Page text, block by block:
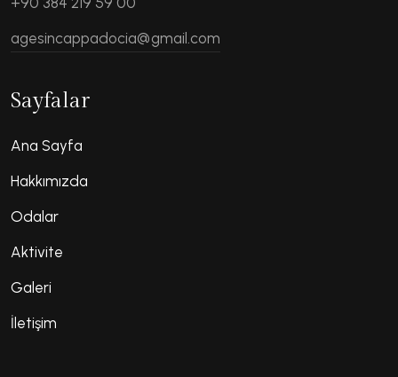
agesincappadocia@gmail.com
Sayfalar
Ana Sayfa
Hakkımızda
Odalar
Aktivite
Galeri
İletişim